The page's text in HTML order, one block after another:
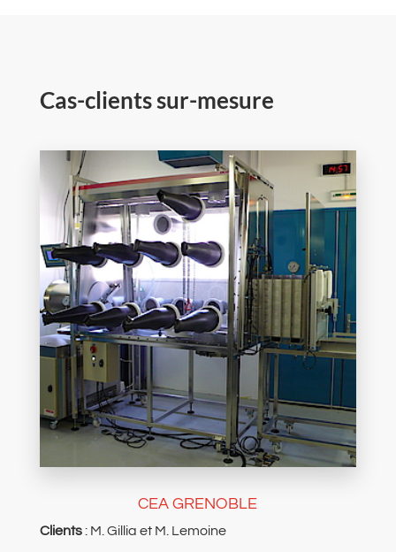
Cas-clients sur-mesure
CEA GRENOBLE
Clients: M. Gillia et M. Lemoine